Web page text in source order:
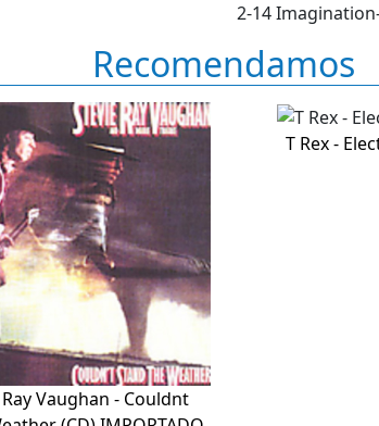
2-14
Recomendamos
Vaughan - Couldnt
T Rex -